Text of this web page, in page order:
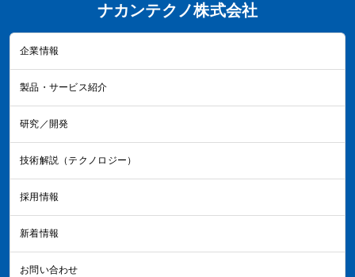
ナカンテクノ株式会社
企業情報
製品・サービス紹介
研究／開発
技術解説（テクノロジー）
採用情報
新着情報
お問い合わせ